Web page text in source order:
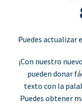
Puedes actualizar
¡Con nuestro
pueden donar
texto con la
Puedes obtener